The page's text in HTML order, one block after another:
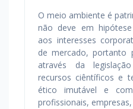
O meio ambiente é
não deve em
aos interesses
de mercado, portanto
através da
recursos ciêntíficos e
ético imutável e
profissionais,